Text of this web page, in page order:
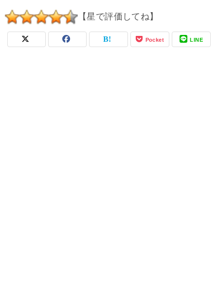
【星で評価してね】
Pocket LINE